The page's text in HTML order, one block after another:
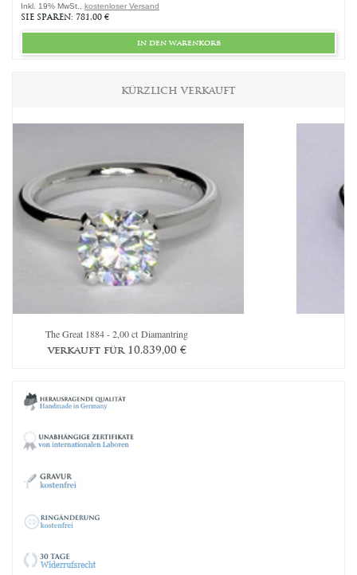
Inkl. 19% MwSt., kostenloser Versand
SIE SPAREN: 781,00 €
in den warenkorb
KÜRZLICH VERKAUFT
The Great 1884 - 2,00 ct Diamantring
verkauft für 10.839,00€